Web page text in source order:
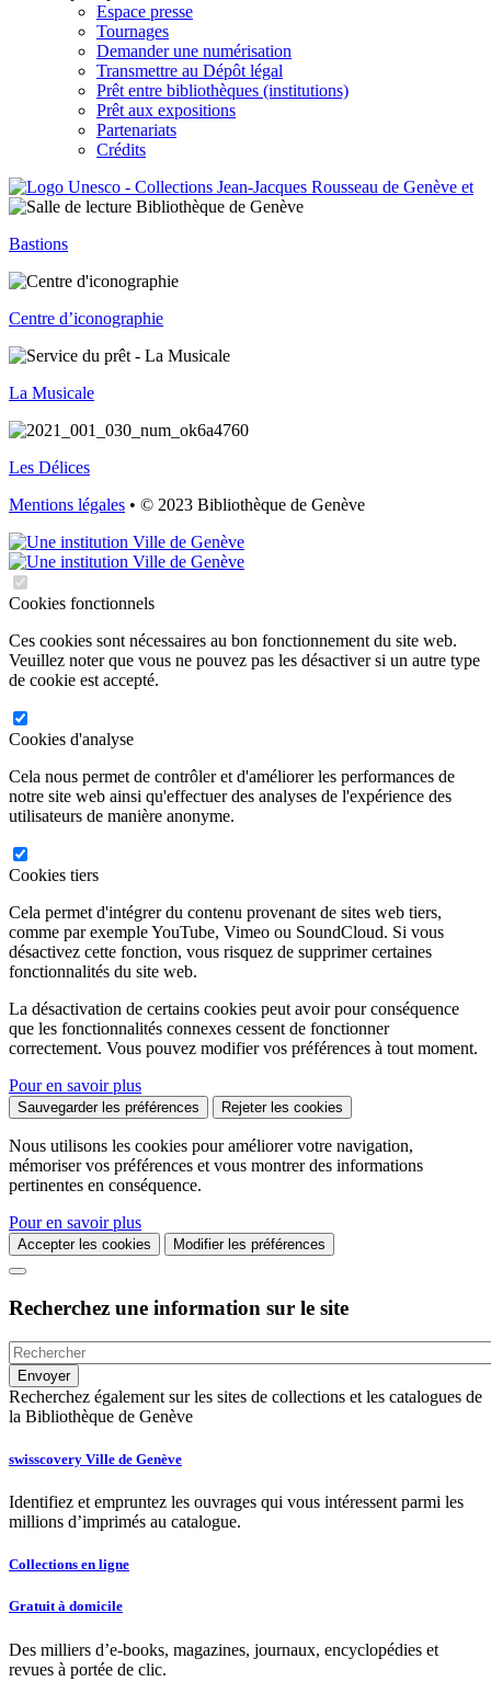
Espace presse
Tournages
Demander une numérisation
Transmettre au Dépôt légal
Prêt entre bibliothèques (institutions)
Prêt aux expositions
Partenariats
Crédits
Bastions
Centre d’iconographie
La Musicale
Les Délices
Mentions légales • © 2023 Bibliothèque de Genève
Cookies fonctionnels
Ces cookies sont nécessaires au bon fonctionnement du site web.
Veuillez noter que vous ne pouvez pas les désactiver si un autre type
de cookie est accepté.
Cookies d'analyse
Cela nous permet de contrôler et d'améliorer les performances de
notre site web ainsi qu'effectuer des analyses de l'expérience des
utilisateurs de manière anonyme.
Cookies tiers
Cela permet d'intégrer du contenu provenant de sites web tiers,
comme par exemple YouTube, Vimeo ou SoundCloud. Si vous
désactivez cette fonction, vous risquez de supprimer certaines
fonctionnalités du site web.
La désactivation de certains cookies peut avoir pour conséquence
que les fonctionnalités connexes cessent de fonctionner
correctement. Vous pouvez modifier vos préférences à tout moment.
Pour en savoir plus
Sauvegarder les préférences Rejeter les cookies
Nous utilisons les cookies pour améliorer votre navigation,
mémoriser vos préférences et vous montrer des informations
pertinentes en conséquence.
Pour en savoir plus
Accepter les cookies Modifier les préférences
Recherchez une information sur le site
Recherchez également sur les sites de collections et les catalogues de
la Bibliothèque de Genève
swisscovery Ville de Genève
Identifiez et empruntez les ouvrages qui vous intéressent parmi les
millions d’imprimés au catalogue.
Collections en ligne
Gratuit à domicile
Des milliers d’e-books, magazines, journaux, encyclopédies et
revues à portée de clic.